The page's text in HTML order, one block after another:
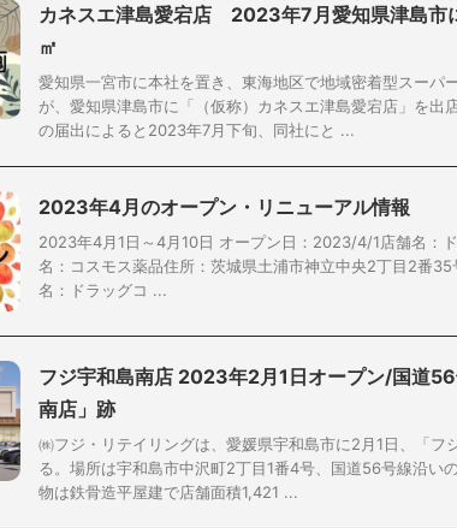
カネスエ津島愛宕店 2023年7月愛知県津島市
㎡
愛知県一宮市に本社を置き、東海地区で地域密着型スーパ
が、愛知県津島市に「（仮称）カネスエ津島愛宕店」を出
の届出によると2023年7月下旬、同社にと ...
2023年4月のオープン・リニューアル情報
2023年4月1日～4月10日 オープン日：2023/4/1店舗名：
名：コスモス薬品住所：茨城県土浦市神立中央2丁目2番
名：ドラッグコ ...
フジ宇和島南店 2023年2月1日オープン/国道
南店」跡
㈱フジ・リテイリングは、愛媛県宇和島市に2月1日、「フ
る。場所は宇和島市中沢町2丁目1番4号、国道56号線沿い
物は鉄骨造平屋建で店舗面積1,421 ...